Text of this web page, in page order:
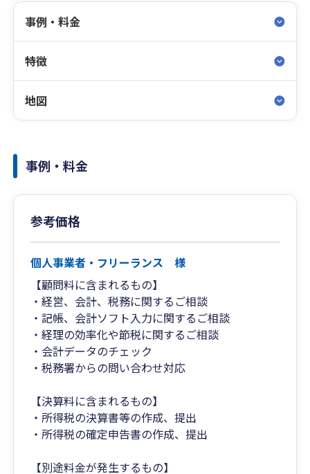
事例・料金
特徴
地図
事例・料金
参考価格
個人事業者・フリーランス 様
【顧問料に含まれるもの】
・経営、会計、税務に関するご相談
・記帳、会計ソフト入力に関するご相談
・経理の効率化や節税に関するご相談
・会計データのチェック
・税務署からの問い合わせ対応
【決算料に含まれるもの】
・所得税の決算書等の作成、提出
・所得税の確定申告書の作成、提出
【別途料金が発生するもの】